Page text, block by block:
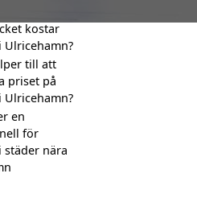
kostar
Ulricehamn?
till att
priset på
Ulricehamn?
en
för
städer nära